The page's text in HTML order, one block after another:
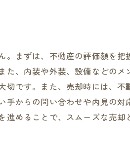
まずは、不動産の評価額を
、内装や外装、設備などの
です。また、売却時には、
からの問い合わせや内見の
めることで、スムーズな売却